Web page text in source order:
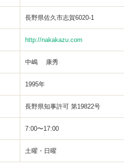
長野県佐久市志賀6020-1
http://nakakazu.com
中嶋 康秀
1995年
長野県知事許可 第19822号
7:00〜17:00
土曜・日曜